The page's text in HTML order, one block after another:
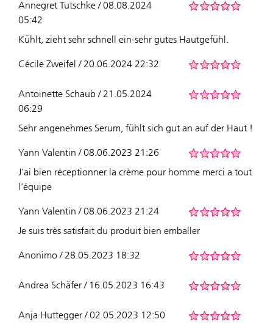
Annegret Tutschke / 08.08.2024
05:42
Kühlt, zieht sehr schnell ein-sehr gutes Hautgefühl.
Cécile Zweifel / 20.06.2024 22:32
Antoinette Schaub / 21.05.2024
06:29
Sehr angenehmes Serum, fühlt sich gut an auf der Haut !
Yann Valentin / 08.06.2023 21:26
J'ai bien réceptionner la crème pour homme merci a tout
l'équipe
Yann Valentin / 08.06.2023 21:24
Je suis très satisfait du produit bien emballer
Anonimo / 28.05.2023 18:32
Andrea Schäfer / 16.05.2023 16:43
Anja Huttegger / 02.05.2023 12:50